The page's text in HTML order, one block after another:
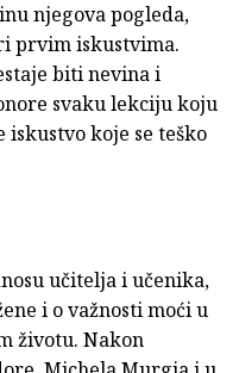
njegova pogleda,
prvim iskustvima.
biti nevina i
svaku lekciju koju
iskustvo koje se teško
učitelja i učenika,
i o važnosti moći u
životu. Nakon